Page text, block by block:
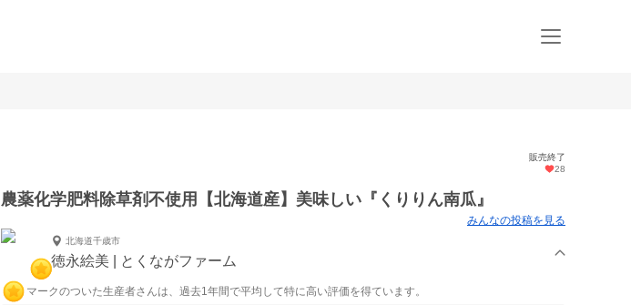
販売終了
28
農薬化学肥料除草剤不使用【北海道産】美味しい『くりりん南瓜』
みんなの投稿を見る
北海道千歳市
徳永絵美 | とくながファーム
マークのついた生産者さんは、過去1年間で平均して特に高い評価を得ています。